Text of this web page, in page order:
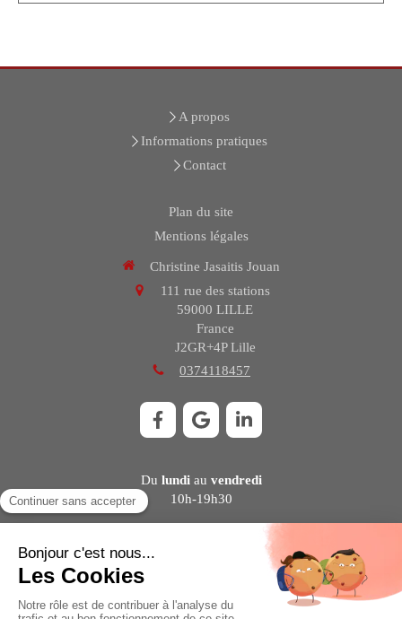
A propos
Informations pratiques
Contact
Plan du site
Mentions légales
Christine Jasaitis Jouan
111 rue des stations
59000 LILLE
France
J2GR+4P Lille
0374118457
Du lundiau vendredi
10h-19h30
Contacter Christine Jasaitis Jouan
©2021 Christine Jasaitis Jouan